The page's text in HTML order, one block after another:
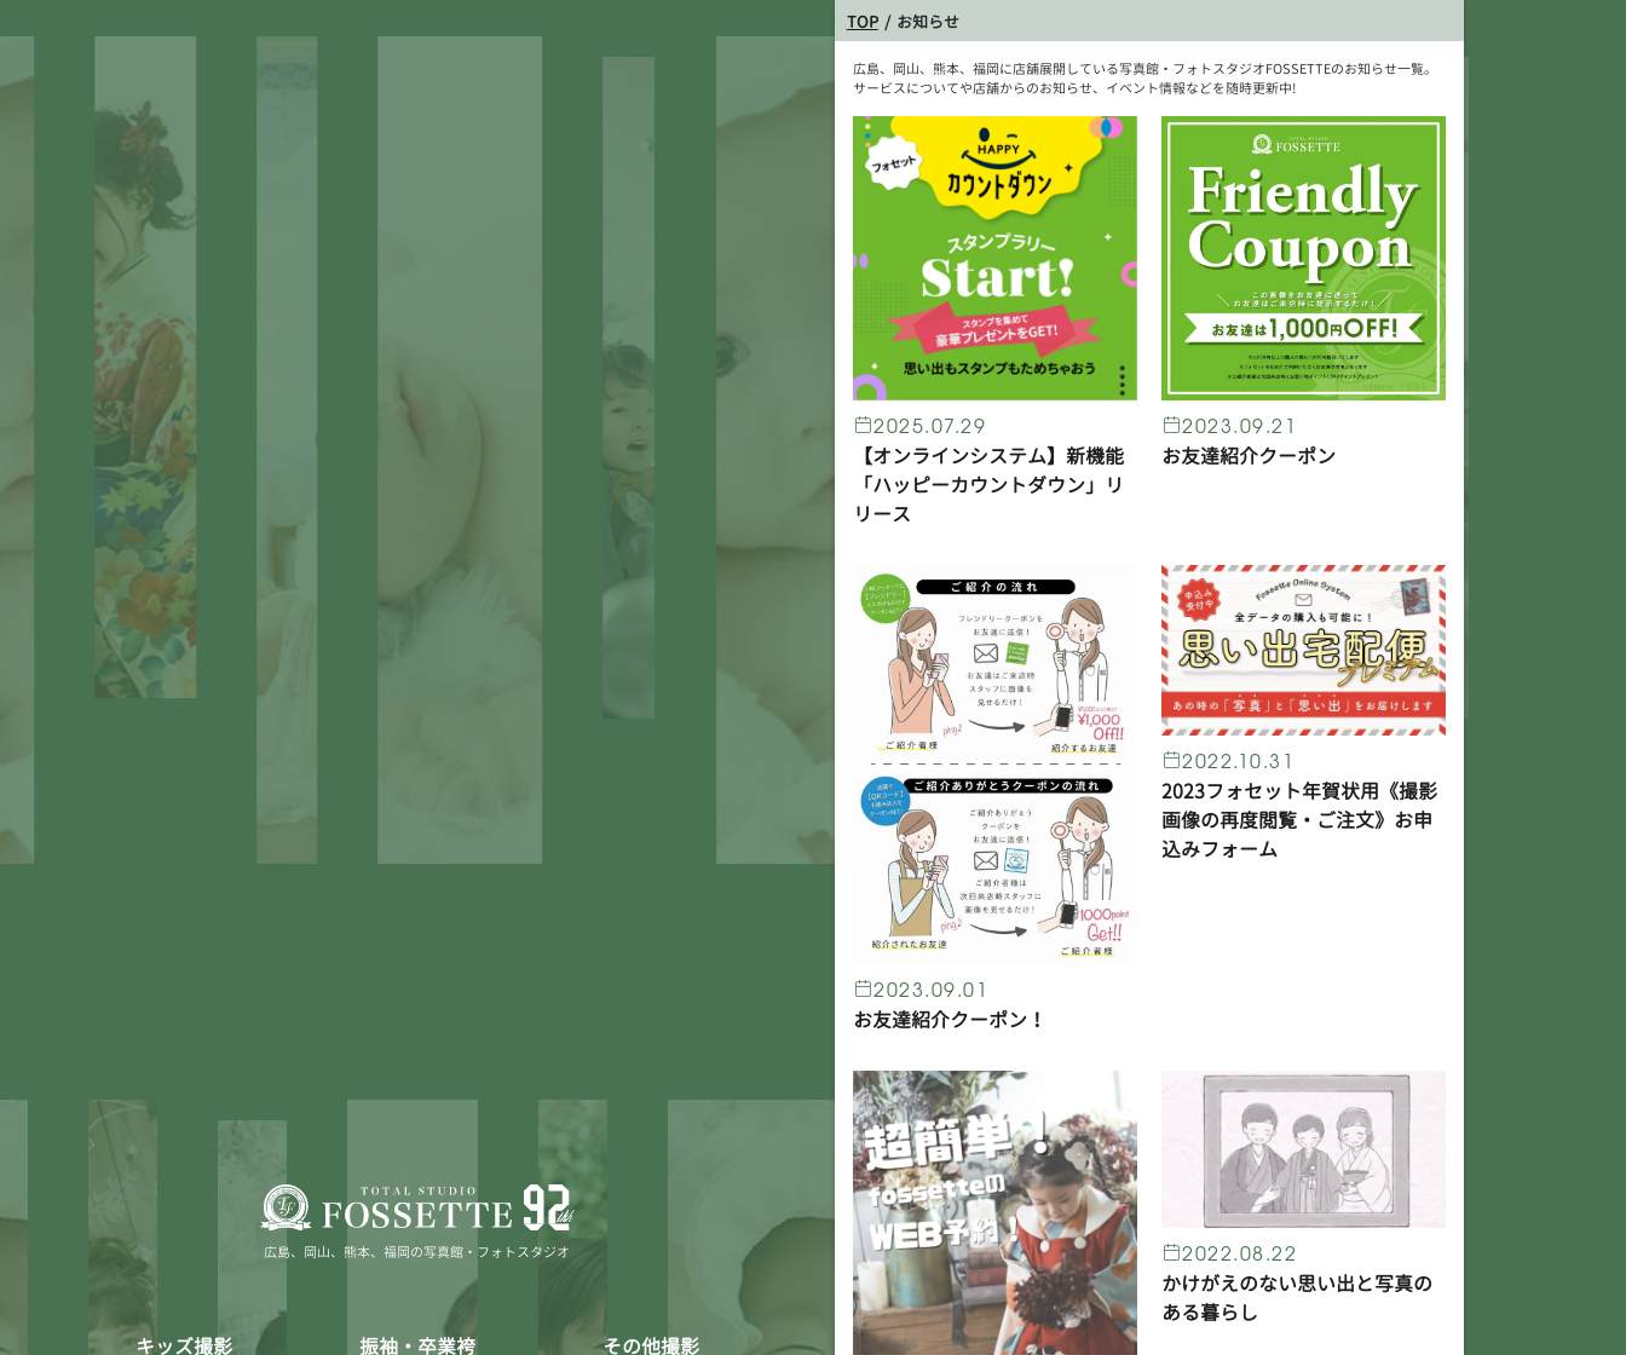
広島、岡山、熊本、福岡の写真館・フォトスタジオ
キッズ撮影 振袖・卒業袴
その他撮影
TOP お知らせ
広島、岡山、熊本、福岡に店舗展開している写真館・フォトスタジオFOSSETTEのお知らせ一覧。
サービスについてや店舗からのお知らせ、イベント情報などを随時更新中!
2025.07.29
【オンラインシステム】新機能
「ハッピーカウントダウン」リ
リース
2023.09.21
お友達紹介クーポン
2023.09.01
お友達紹介クーポン！
2022.10.31
2023フォセット年賀状用《撮影
画像の再度閲覧・ご注文》お申
込みフォーム
2022.08.22
かけがえのない思い出と写真の
ある暮らし